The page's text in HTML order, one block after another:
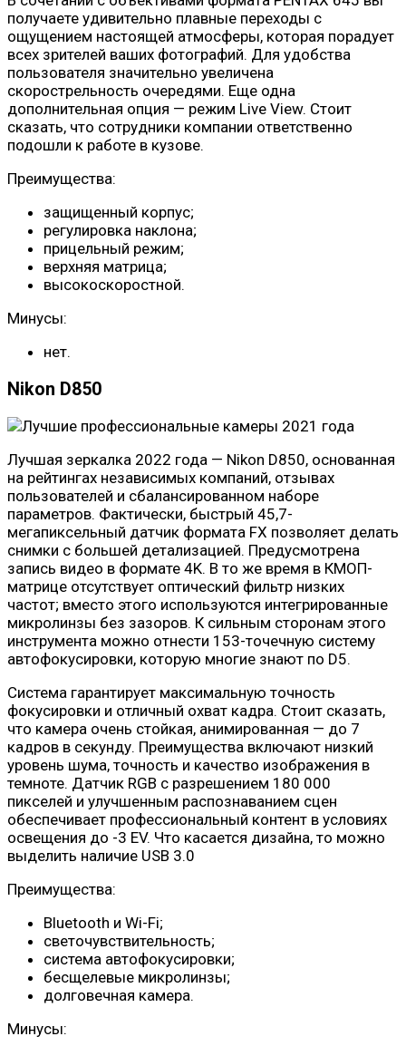
получаете удивительно плавные переходы с
ощущением настоящей атмосферы, которая порадует
всех зрителей ваших фотографий. Для удобства
пользователя значительно увеличена
скорострельность очередями. Еще одна
дополнительная опция — режим Live View. Стоит
сказать, что сотрудники компании ответственно
подошли к работе в кузове.
Преимущества:
защищенный корпус;
регулировка наклона;
прицельный режим;
верхняя матрица;
высокоскоростной.
Минусы:
нет.
Nikon D850
Лучшая зеркалка 2022 года — Nikon D850, основанная
на рейтингах независимых компаний, отзывах
пользователей и сбалансированном наборе
параметров. Фактически, быстрый 45,7-
мегапиксельный датчик формата FX позволяет делать
снимки с большей детализацией. Предусмотрена
запись видео в формате 4K. В то же время в КМОП-
матрице отсутствует оптический фильтр низких
частот; вместо этого используются интегрированные
микролинзы без зазоров. К сильным сторонам этого
инструмента можно отнести 153-точечную систему
автофокусировки, которую многие знают по D5.
Система гарантирует максимальную точность
фокусировки и отличный охват кадра. Стоит сказать,
что камера очень стойкая, анимированная — до 7
кадров в секунду. Преимущества включают низкий
уровень шума, точность и качество изображения в
темноте. Датчик RGB с разрешением 180 000
пикселей и улучшенным распознаванием сцен
обеспечивает профессиональный контент в условиях
освещения до -3 EV. Что касается дизайна, то можно
выделить наличие USB 3.0
Преимущества:
Bluetooth и Wi-Fi;
светочувствительность;
система автофокусировки;
бесщелевые микролинзы;
долговечная камера.
Минусы: